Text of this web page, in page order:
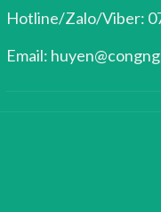
Hotline/Zalo/Viber:
Email: